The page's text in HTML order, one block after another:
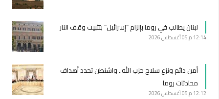
لبنان يطالب في روما بإلزام “إسرائيل” بتثبيت وقف النار
12:14 م 05 أغسطس 2026
أمن دائم ونزع سلاح حزب الله.. واشنطن تحدد أهداف
محادثات روما
12:12 م 05 أغسطس 2026